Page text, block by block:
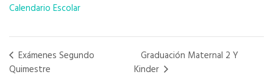
Calendario Escolar
Exámenes Segundo
Quimestre
Graduación Maternal 2 Y
Kinder